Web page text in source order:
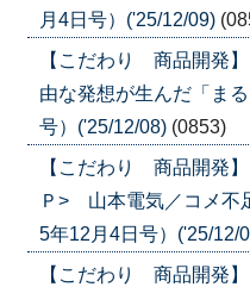
月4日号）('25/12/09)
【こだわり 商品開発
由な発想が生んだ「ま
号）('25/12/08) (0853)
【こだわり 商品開発
Ｐ> 山本電気／コメ不
5年12月4日号）('25/12/
【こだわり 商品開発